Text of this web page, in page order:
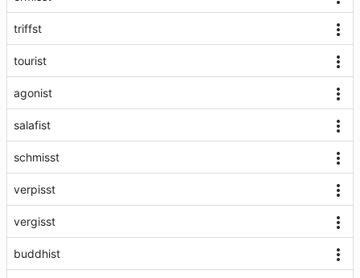
triffst
tourist
agonist
salafist
schmisst
verpisst
vergisst
buddhist